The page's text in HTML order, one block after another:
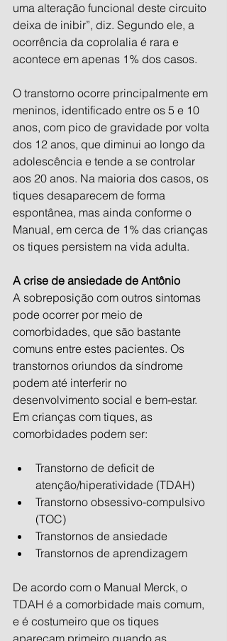
uma alteração funcional deste circuito
deixa de inibir”, diz. Segundo ele, a
ocorrência da coprolalia é rara e
acontece em apenas 1% dos casos.
O transtorno ocorre principalmente em
meninos, identificado entre os 5 e 10
anos, com pico de gravidade por volta
dos 12 anos, que diminui ao longo da
adolescência e tende a se controlar
aos 20 anos. Na maioria dos casos, os
tiques desaparecem de forma
espontânea, mas ainda conforme o
Manual, em cerca de 1% das crianças
os tiques persistem na vida adulta.
A crise de ansiedade de Antônio
A sobreposição com outros sintomas
pode ocorrer por meio de
comorbidades, que são bastante
comuns entre estes pacientes. Os
transtornos oriundos da síndrome
podem até interferir no
desenvolvimento social e bem-estar.
Em crianças com tiques, as
comorbidades podem ser:
Transtorno de deficit de
atenção/hiperatividade (TDAH)
Transtorno obsessivo-compulsivo
(TOC)
Transtornos de ansiedade
Transtornos de aprendizagem
De acordo com o Manual Merck, o
TDAH é a comorbidade mais comum,
e é costumeiro que os tiques
apareçam primeiro quando as